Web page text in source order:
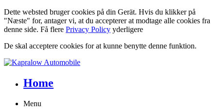
Dette websted bruger cookies på din Gerät. Hvis du klikker på
"Næste" for, antager vi, at du accepterer at modtage alle cookies fra
denne side. Få flere Privacy Policy yderligere
De skal acceptere cookies for at kunne benytte denne funktion.
Home
Menu